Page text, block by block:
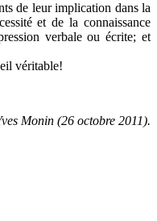
de leur implication dans la
et de la connaissance
verbale ou écrite; et
véritable!
Monin (26 octobre 2011).